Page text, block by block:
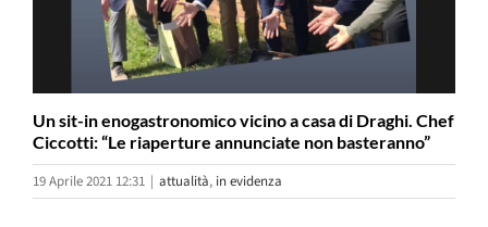
Un sit-in enogastronomico vicino a casa di Draghi. Chef
Ciccotti: “Le riaperture annunciate non basteranno”
19 Aprile 2021 12:31 | attualità, in evidenza